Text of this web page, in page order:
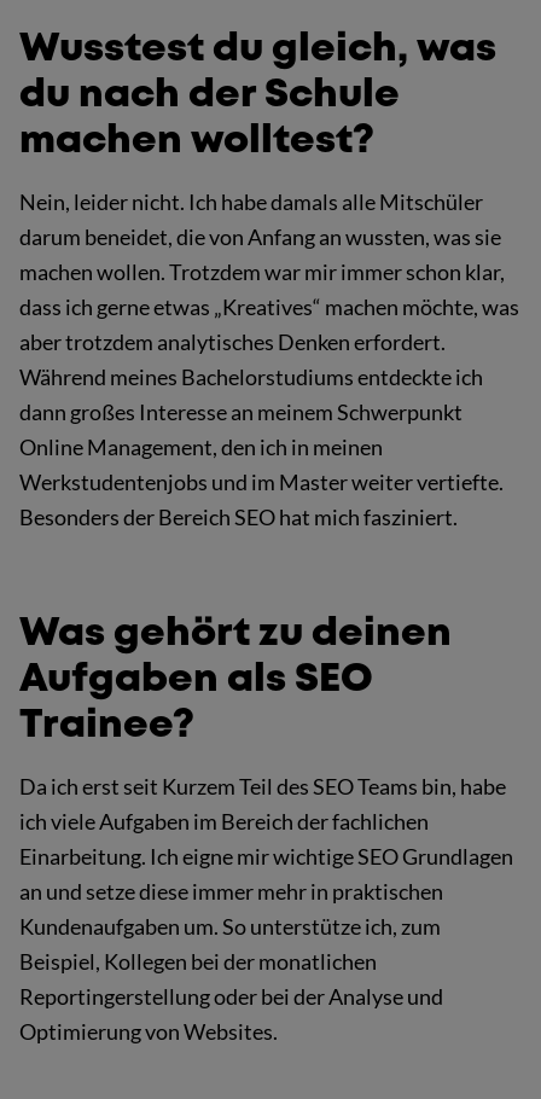
Wusstest du gleich, was
du nach der Schule
machen wolltest?
Nein, leider nicht. Ich habe damals alle Mitschüler
darum beneidet, die von Anfang an wussten, was sie
machen wollen. Trotzdem war mir immer schon klar,
dass ich gerne etwas „Kreatives“ machen möchte, was
aber trotzdem analytisches Denken erfordert.
Während meines Bachelorstudiums entdeckte ich
dann großes Interesse an meinem Schwerpunkt
Online Management, den ich in meinen
Werkstudentenjobs und im Master weiter vertiefte.
Besonders der Bereich SEO hat mich fasziniert.
Was gehört zu deinen
Aufgaben als SEO
Trainee?
Da ich erst seit Kurzem Teil des SEO Teams bin, habe
ich viele Aufgaben im Bereich der fachlichen
Einarbeitung. Ich eigne mir wichtige SEO Grundlagen
an und setze diese immer mehr in praktischen
Kundenaufgaben um. So unterstütze ich, zum
Beispiel, Kollegen bei der monatlichen
Reportingerstellung oder bei der Analyse und
Optimierung von Websites.